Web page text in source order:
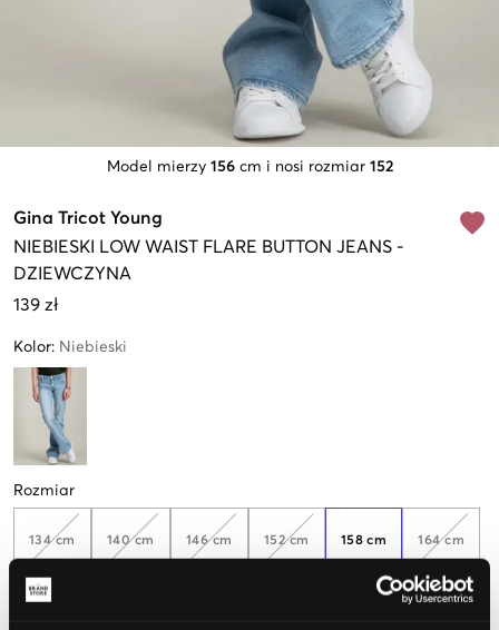
Model mierzy 156 cm i nosi rozmiar 152
Gina Tricot Young
NIEBIESKI
LOW WAIST FLARE BUTTON JEANS -
DZIEWCZYNA
139 zł
Kolor: Niebieski
Rozmiar
134 cm 140 cm 146 cm 152 cm 158 cm 164 cm